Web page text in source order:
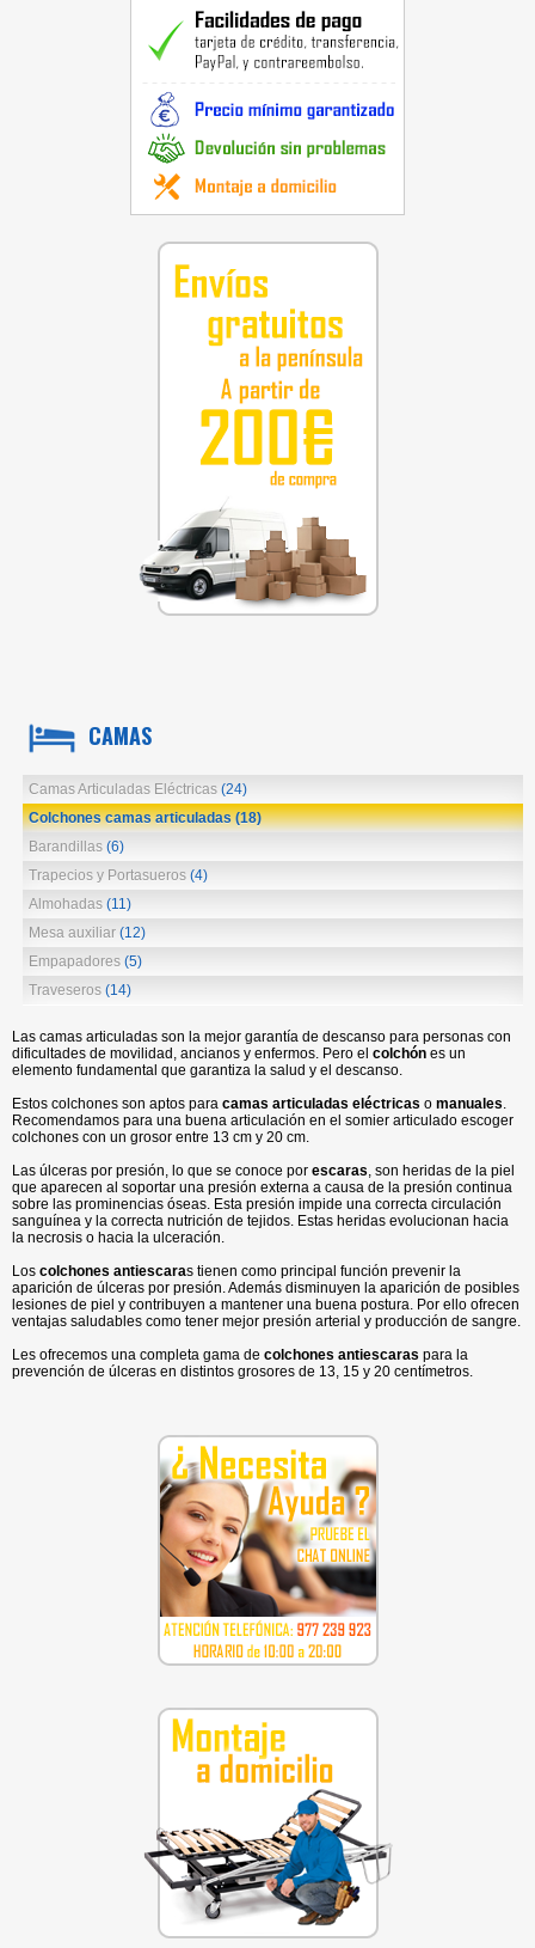
CAMAS
Camas Articuladas Eléctricas (24)
Colchones camas articuladas(18)
Barandillas (6)
Trapecios y Portasueros (4)
Almohadas (11)
Mesa auxiliar (12)
Empapadores (5)
Traveseros (14)
Las camas articuladas son la mejor garantía de descanso para personas con
dificultades de movilidad, ancianos y enfermos. Pero el colchón es un
elemento fundamental que garantiza la salud y el descanso.
Estos colchones son aptos para camas articuladas eléctricas o manuales.
Recomendamos para una buena articulación en el somier articulado escoger
colchones con un grosor entre 13 cm y 20 cm.
Las úlceras por presión, lo que se conoce por escaras, son heridas de la piel
que aparecen al soportar una presión externa a causa de la presión continua
sobre las prominencias óseas. Esta presión impide una correcta circulación
sanguínea y la correcta nutrición de tejidos. Estas heridas evolucionan hacia
la necrosis o hacia la ulceración.
Los colchones antiescaras tienen como principal función prevenir la
aparición de úlceras por presión. Además disminuyen la aparición de posibles
lesiones de piel y contribuyen a mantener una buena postura. Por ello ofrecen
ventajas saludables como tener mejor presión arterial y producción de sangre.
Les ofrecemos una completa gama de colchones antiescaras para la
prevención de úlceras en distintos grosores de 13, 15 y 20 centímetros.